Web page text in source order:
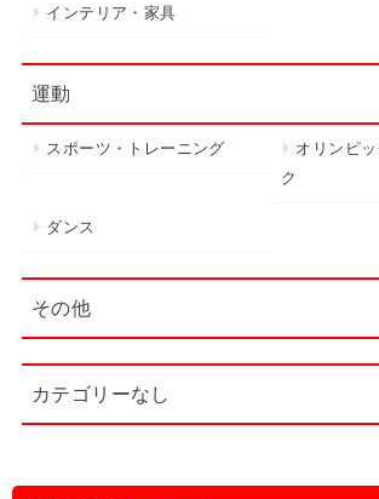
インテリア・家具
運動
スポーツ・トレーニング
オリンピ
ク
ダンス
その他
カテゴリーなし